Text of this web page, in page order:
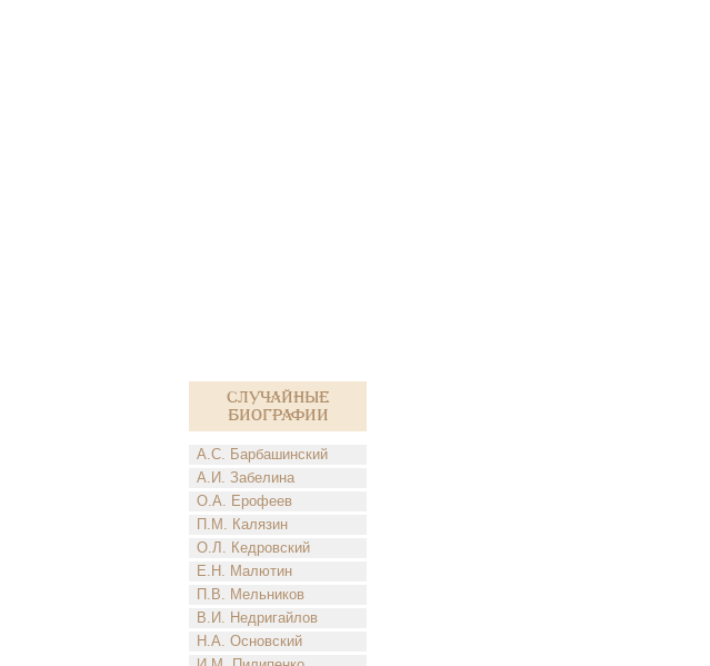
Случайные
биографии
А.С. Барбашинский
А.И. Забелина
О.А. Ерофеев
П.М. Калязин
О.Л. Кедровский
Е.Н. Малютин
П.В. Мельников
В.И. Недригайлов
Н.А. Основский